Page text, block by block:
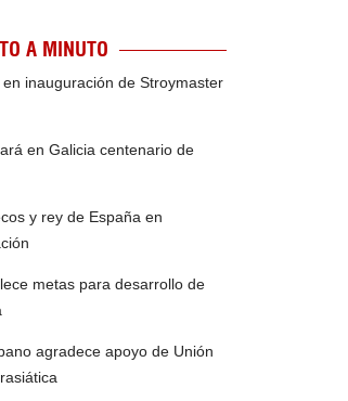
A MINUTO
inauguración de Stroymaster
en Galicia centenario de
y rey de España en
metas para desarrollo de
agradece apoyo de Unión